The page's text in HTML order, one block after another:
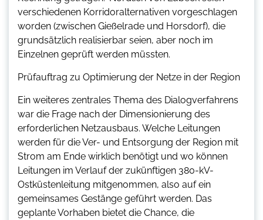
verschiedenen Korridoralternativen vorgeschlagen
worden (zwischen Gießelrade und Horsdorf), die
grundsätzlich realisierbar seien, aber noch im
Einzelnen geprüft werden müssten.
Prüfauftrag zu Optimierung der Netze in der Region
Ein weiteres zentrales Thema des Dialogverfahrens
war die Frage nach der Dimensionierung des
erforderlichen Netzausbaus. Welche Leitungen
werden für die Ver- und Entsorgung der Region mit
Strom am Ende wirklich benötigt und wo können
Leitungen im Verlauf der zukünftigen 380-kV-
Ostküstenleitung mitgenommen, also auf ein
gemeinsames Gestänge geführt werden. Das
geplante Vorhaben bietet die Chance, die